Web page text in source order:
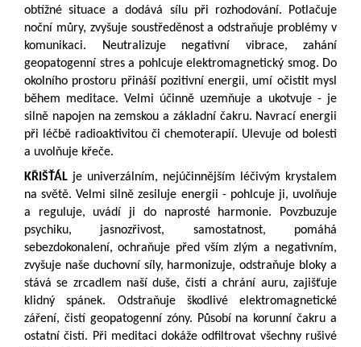
obtížné situace a dodává sílu při rozhodování. Potlačuje
noční můry, zvyšuje soustředěnost a odstraňuje problémy v
komunikaci. Neutralizuje negativní vibrace, zahání
geopatogenní stres a pohlcuje elektromagnetický smog. Do
okolního prostoru přináší pozitivní energii, umí očistit mysl
během meditace. Velmi účinně uzemňuje a ukotvuje - je
silně napojen na zemskou a základní čakru. Navrací energii
při léčbě radioaktivitou či chemoterapií. Ulevuje od bolesti
a uvolňuje křeče.
KŘIŠŤÁL je univerzálním, nejúčinnějším léčivým krystalem
na světě. Velmi silně zesiluje energii - pohlcuje ji, uvolňuje
a reguluje, uvádí ji do naprosté harmonie. Povzbuzuje
psychiku, jasnozřivost, samostatnost, pomáhá
sebezdokonalení, ochraňuje před vším zlým a negativním,
zvyšuje naše duchovní síly, harmonizuje, odstraňuje bloky a
stává se zrcadlem naší duše, čistí a chrání auru, zajišťuje
klidný spánek. Odstraňuje škodlivé elektromagnetické
záření, čistí geopatogenní zóny. Působí na korunní čakru a
ostatní čistí. Při meditaci dokáže odfiltrovat všechny rušivé